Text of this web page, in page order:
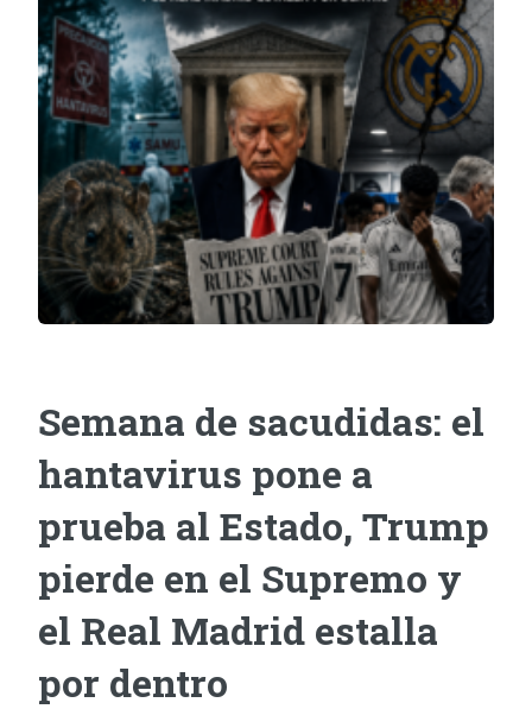
Semana de sacudidas: el
hantavirus pone a
prueba al Estado, Trump
pierde en el Supremo y
el Real Madrid estalla
por dentro